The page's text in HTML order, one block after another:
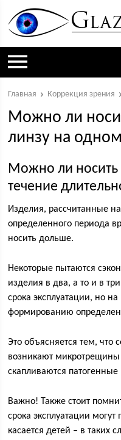
Главная Коррекция зрения
Можно ли
линзу на одном
Можно ли носить
течение
Изделия, рассчитанные
определенного периода
носить дольше.
Некоторые пытаются
изделия в два, а то и в
срока эксплуатации, но
формированию
Это объясняется тем, что
возникают
скапливаются
Важно! Также стоит
срока эксплуатации могут
касается детей – в таких